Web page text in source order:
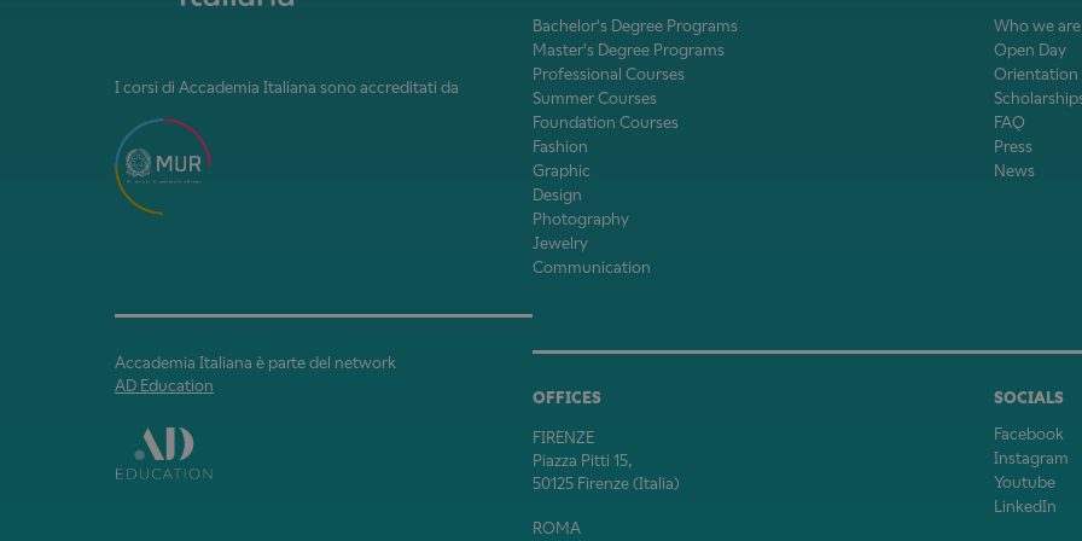
I corsi di Accademia Italiana sono accreditati da
Accademia Italiana è parte del network
AD Education
Bachelor's Degree Programs
Master's Degree Programs
Professional Courses
Summer Courses
Foundation Courses
Fashion
Graphic
Design
Photography
Jewelry
Communication
Who we are
Open Day
Orientation
FAQ
Press
News
OFFICES
FIRENZE
Piazza Pitti 15,
50125 Firenze (Italia)
ROMA
SOCIALS
Facebook
Instagram
Youtube
LinkedIn